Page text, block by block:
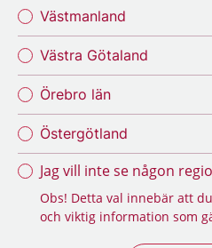
Västmanland
Västra Götaland
Örebro län
Östergötland
Jag vill inte se någon
Obs! Detta val innebär att
och viktig information som